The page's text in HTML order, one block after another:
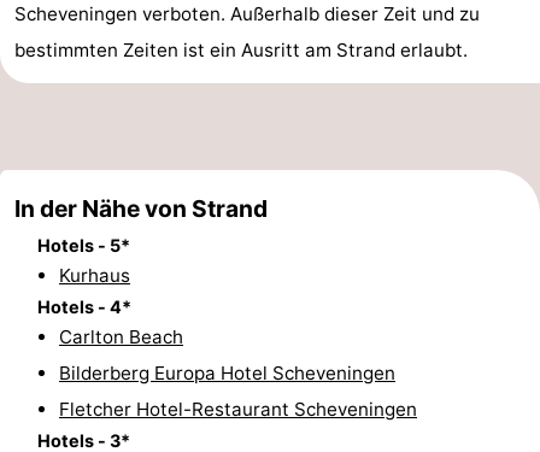
Spielplätze
Indoor-
Dörfer
Führungen
Sport
Wandern
Scheveningen verboten. Außerhalb dieser Zeit und zu
bestimmten Zeiten ist ein Ausritt am Strand erlaubt.
In der Nähe von Strand
Hotels - 5*
Kurhaus
Hotels - 4*
Carlton Beach
Bilderberg Europa Hotel Scheveningen
Fletcher Hotel-Restaurant Scheveningen
Hotels - 3*